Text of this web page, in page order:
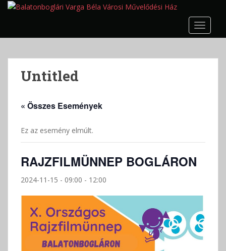
p
Untitled
« Összes Események
Ez az esemény elmúlt.
RAJZFILMÜNNEP BOGLÁRON
2024-11-15 - 09:00 - 12:00